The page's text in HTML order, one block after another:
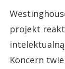
projekt
Koncern